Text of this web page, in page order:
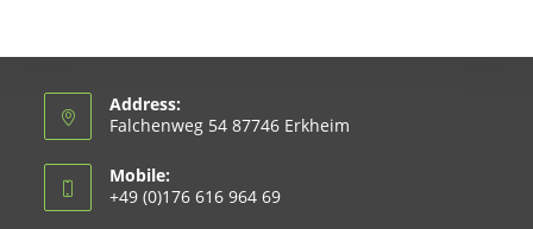
Address:
Falchenweg 54 87746 Erkheim
Mobile:
+49 (0)176 616 964 69